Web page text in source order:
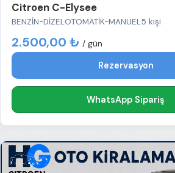
Citroen C-Elysee
BENZİN-DİZELOTOMATİK-MANUEL5 kişi
2.500,00 ₺ / gün
Rezervasyon
WhatsApp Sipariş